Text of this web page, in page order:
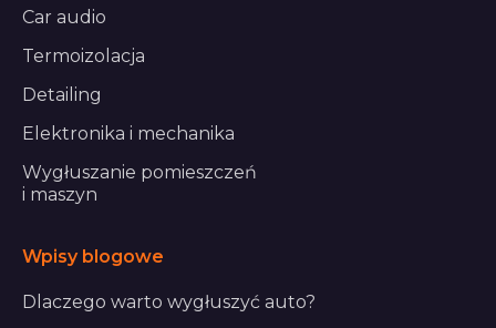
Car audio
Termoizolacja
Detailing
Elektronika i mechanika
Wygłuszanie pomieszczeń
i maszyn
Wpisy blogowe
Dlaczego warto wygłuszyć auto?